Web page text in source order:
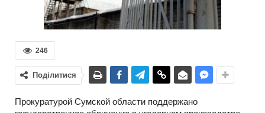
246
Поділитися
Прокуратурой Сумской области поддержано